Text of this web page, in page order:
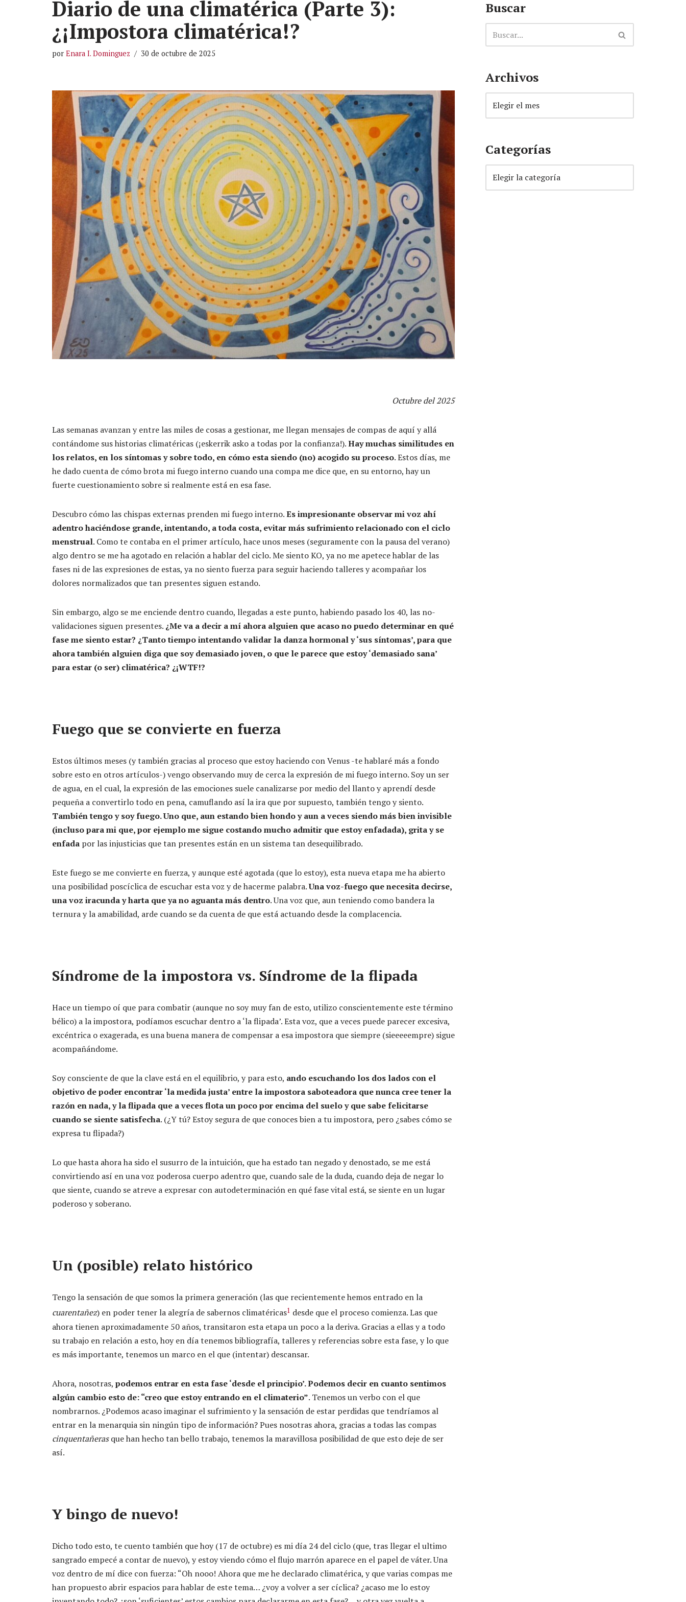
Diario de una climatérica (Parte 3):
¿¡Impostora climatérica!?
por Enara I. Dominguez 30 de octubre de 2025
Octubre del 2025
Las semanas avanzan y entre las miles de cosas a gestionar, me llegan mensajes de compas de aquí y allá
contándome sus historias climatéricas (¡eskerrik asko a todas por la confianza!).Hay muchas similitudes en
los relatos, en los síntomas y sobre todo, en cómo esta siendo (no) acogido su proceso. Estos días, me
he dado cuenta de cómo brota mi fuego interno cuando una compa me dice que, en su entorno, hay un
fuerte cuestionamiento sobre si realmente está en esa fase.
Descubro cómo las chispas externas prenden mi fuego interno.Es impresionante observar mi voz ahí
adentro haciéndose grande, intentando, a toda costa, evitar más sufrimiento relacionado con el ciclo
menstrual. Como te contaba en el primer artículo, hace unos meses (seguramente con la pausa del verano)
algo dentro se me ha agotado en relación a hablar del ciclo. Me siento KO, ya no me apetece hablar de las
fases ni de las expresiones de estas, ya no siento fuerza para seguir haciendo talleres y acompañar los
dolores normalizados que tan presentes siguen estando.
Sin embargo, algo se me enciende dentro cuando, llegadas a este punto, habiendo pasado los 40, las no-
validaciones siguen presentes. ¿Me va a decir a mí ahora alguien que acaso no puedo determinar en qué
fase me siento estar? ¿Tanto tiempo intentando validar la danza hormonal y ‘sus síntomas’, para que
ahora también alguien diga que soy demasiado joven, o que le parece que estoy ‘demasiado sana’
para estar (o ser) climatérica? ¿¡WTF!?
Fuego que se convierte en fuerza
Estos últimos meses (y también gracias al proceso que estoy haciendo con Venus -te hablaré más a fondo
sobre esto en otros artículos-) vengo observando muy de cerca la expresión de mi fuego interno. Soy un ser
de agua, en el cual, la expresión de las emociones suele canalizarse por medio del llanto y aprendí desde
pequeña a convertirlo todo en pena, camuflando así la ira que por supuesto, también tengo y siento.
También tengo y soy fuego. Uno que, aun estando bien hondo y aun a veces siendo más bien invisible
(incluso para mi que, por ejemplo me sigue costando mucho admitir que estoy enfadada), grita y se
enfada por las injusticias que tan presentes están en un sistema tan desequilibrado.
Este fuego se me convierte en fuerza, y aunque esté agotada (que lo estoy), esta nueva etapa me ha abierto
una posibilidad poscíclica de escuchar esta voz y de hacerme palabra.Una voz-fuego que necesita decirse,
una voz iracunda y harta que ya no aguanta más dentro. Una voz que, aun teniendo como bandera la
ternura y la amabilidad, arde cuando se da cuenta de que está actuando desde la complacencia.
Síndrome de la impostora vs. Síndrome de la flipada
Hace un tiempo oí que para combatir (aunque no soy muy fan de esto, utilizo conscientemente este término
bélico) a la impostora, podíamos escuchar dentro a ‘la flipada’. Esta voz, que a veces puede parecer excesiva,
excéntrica o exagerada, es una buena manera de compensar a esa impostora que siempre (sieeeeempre) sigue
acompañándome.
Soy consciente de que la clave está en el equilibrio, y para esto, ando escuchando los dos lados con el
objetivo de poder encontrar ‘la medida justa’ entre la impostora saboteadora que nunca cree tener la
razón en nada, y la flipada que a veces flota un poco por encima del suelo y que sabe felicitarse
cuando se siente satisfecha. (¿Y tú? Estoy segura de que conoces bien a tu impostora, pero ¿sabes cómo se
expresa tu flipada?)
Lo que hasta ahora ha sido el susurro de la intuición, que ha estado tan negado y denostado, se me está
convirtiendo así en una voz poderosa cuerpo adentro que, cuando sale de la duda, cuando deja de negar lo
que siente, cuando se atreve a expresar con autodeterminación en qué fase vital está, se siente en un lugar
poderoso y soberano.
Un (posible) relato histórico
Tengo la sensación de que somos la primera generación (las que recientemente hemos entrado en la
cuarentañez) en poder tener la alegría de sabernos climatéricas1 desde que el proceso comienza. Las que
ahora tienen aproximadamente 50 años, transitaron esta etapa un poco a la deriva. Gracias a ellas y a todo
su trabajo en relación a esto, hoy en día tenemos bibliografía, talleres y referencias sobre esta fase, y lo que
es más importante, tenemos un marco en el que (intentar) descansar.
Ahora, nosotras, podemos entrar en esta fase ‘desde el principio’. Podemos decir en cuanto sentimos
algún cambio esto de: “creo que estoy entrando en el climaterio”. Tenemos un verbo con el que
nombrarnos. ¿Podemos acaso imaginar el sufrimiento y la sensación de estar perdidas que tendríamos al
entrar en la menarquia sin ningún tipo de información? Pues nosotras ahora, gracias a todas las compas
cinquentañerasque han hecho tan bello trabajo, tenemos la maravillosa posibilidad de que esto deje de ser
así.
Y bingo de nuevo!
Dicho todo esto, te cuento también que hoy (17 de octubre) es mi día 24 del ciclo (que, tras llegar el ultimo
sangrado empecé a contar de nuevo), y estoy viendo cómo el flujo marrón aparece en el papel de váter. Una
voz dentro de mí dice con fuerza: “Oh nooo! Ahora que me he declarado climatérica, y que varias compas me
han propuesto abrir espacios para hablar de este tema… ¿voy a volver a ser cíclica? ¿acaso me lo estoy
Buscar
Archivos
Categorías